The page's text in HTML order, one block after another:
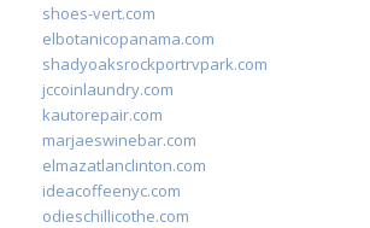
shoes-vert.com
elbotanicopanama.com
shadyoaksrockportrvpark.com
jccoinlaundry.com
kautorepair.com
marjaeswinebar.com
elmazatlanclinton.com
ideacoffeenyc.com
odieschillicothe.com